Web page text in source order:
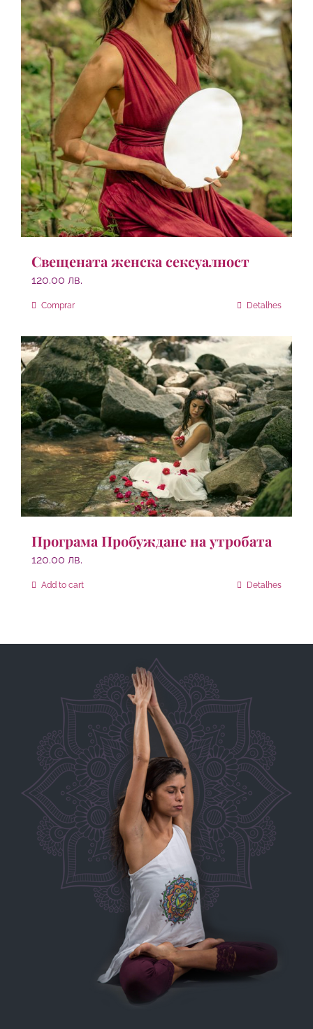
Свещената женска сексуалност
120.00 лв.
Comprar Detalhes
Програма Пробуждане на утробата
120.00 лв.
Add to cart Detalhes